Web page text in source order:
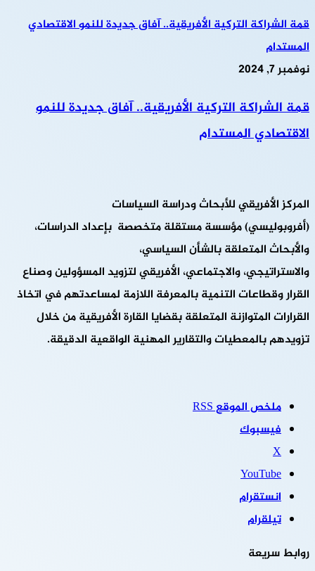
قمة الشراكة التركية الأفريقية.. آفاق جديدة للنمو الاقتصادي
المستدام
نوفمبر 7, 2024
قمة الشراكة التركية الأفريقية.. آفاق جديدة للنمو
الاقتصادي المستدام
المركز الأفريقي للأبحاث ودراسة السياسات
(أفروبوليسي) مؤسسة مستقلة متخصصة بإعداد الدراسات،
والأبحاث المتعلقة بالشأن السياسي،
والاستراتيجي، والاجتماعي، الأفريقي لتزويد المسؤولين وصناع
القرار وقطاعات التنمية بالمعرفة اللازمة لمساعدتهم في اتخاذ
القرارات المتوازنة المتعلقة بقضايا القارة الأفريقية من خلال
تزويدهم بالمعطيات والتقارير المهنية الواقعية الدقيقة.
ملخص الموقع RSS
فيسبوك
‫X
‫YouTube
انستقرام
تيلقرام
روابط سريعة